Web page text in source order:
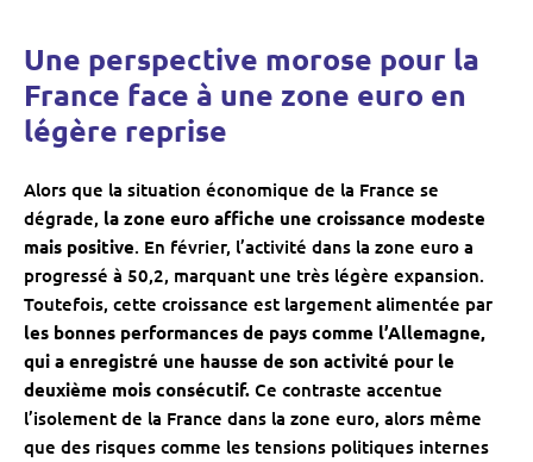
Une perspective morose pour la
France face à une zone euro en
légère reprise
Alors que la situation économique de la France se
dégrade, la zone euro affiche une croissance modeste
mais positive. En février, l’activité dans la zone euro a
progressé à 50,2, marquant une très légère expansion.
Toutefois, cette croissance est largement alimentée par
les bonnes performances de pays comme l’Allemagne,
qui a enregistré une hausse de son activité pour le
deuxième mois consécutif. Ce contraste accentue
l’isolement de la France dans la zone euro, alors même
que des risques comme les tensions politiques internes